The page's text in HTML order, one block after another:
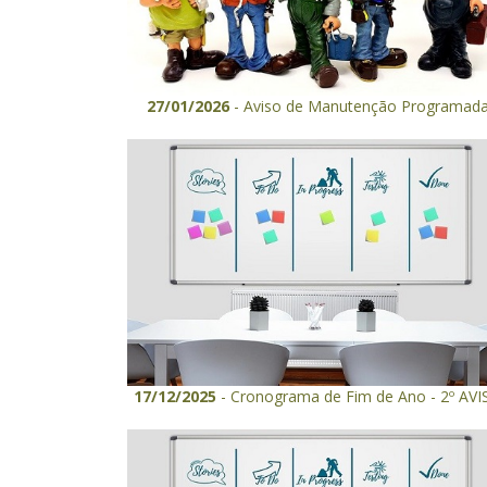
27/01/2026- Aviso de Manutenção
17/12/2025 - Cronograma de Fim de Ano - 2º